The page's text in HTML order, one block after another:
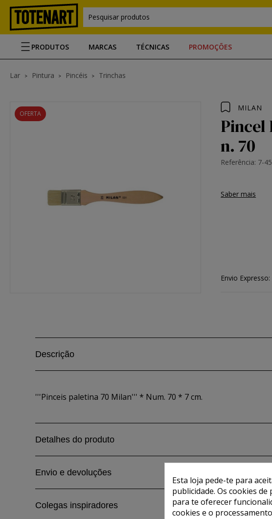
Pesquisar produtos
PRODUTOS MARCAS TÉCNICAS PROMOÇÕES
Lar Pintura Pincéis Trinchas
OFERTA
MILAN
Pincel
n. 70
Referência: 7-
Saber mais
Envio
Descrição
'''Pinceis paletina 70 Milan''' * Num. 70 * 7 cm.
Detalhes do produto
Envio e devoluções
Colegas inspiradores
Esta loja pede-te para
publicidade. Os cookies
para te oferecer
cookies e o